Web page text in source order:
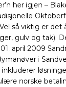
her igjen –
så viktig er det
gulv og tak).
april 2009
i
inkluderer
norske